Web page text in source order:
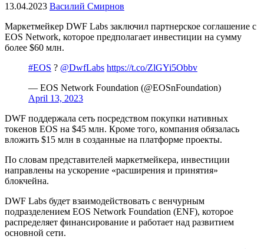
13.04.2023 Василий Смирнов
Маркетмейкер DWF Labs заключил партнерское соглашение с
EOS Network, которое предполагает инвестиции на сумму
более $60 млн.
#EOS ? @DwfLabs https://t.co/ZlGYi5Obbv
— EOS Network Foundation (@EOSnFoundation)
April 13, 2023
DWF поддержала сеть посредством покупки нативных
токенов EOS на $45 млн. Кроме того, компания обязалась
вложить $15 млн в созданные на платформе проекты.
По словам представителей маркетмейкера, инвестиции
направлены на ускорение «расширения и принятия»
блокчейна.
DWF Labs будет взаимодействовать с венчурным
подразделением EOS Network Foundation (ENF), которое
распределяет финансирование и работает над развитием
основной сети.